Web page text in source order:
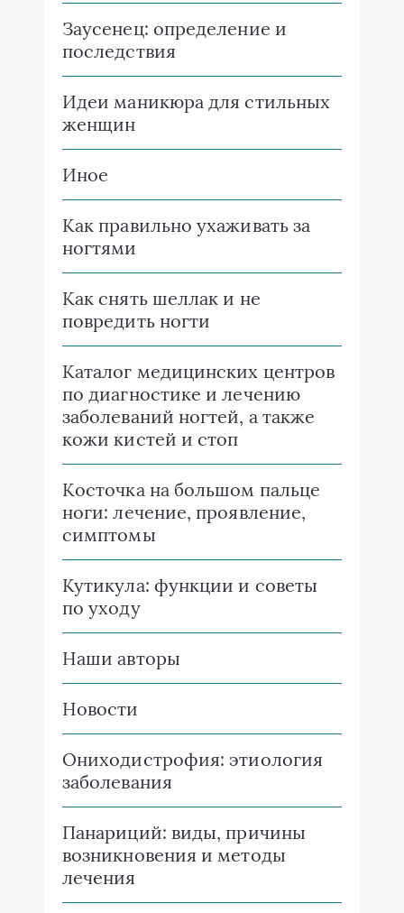
Заусенец: определение и
последствия
Идеи маникюра для стильных
женщин
Иное
Как правильно ухаживать за
ногтями
Как снять шеллак и не
повредить ногти
Каталог медицинских центров
по диагностике и лечению
заболеваний ногтей, а также
кожи кистей и стоп
Косточка на большом пальце
ноги: лечение, проявление,
симптомы
Кутикула: функции и советы
по уходу
Наши авторы
Новости
Ониходистрофия: этиология
заболевания
Панариций: виды, причины
возникновения и методы
лечения